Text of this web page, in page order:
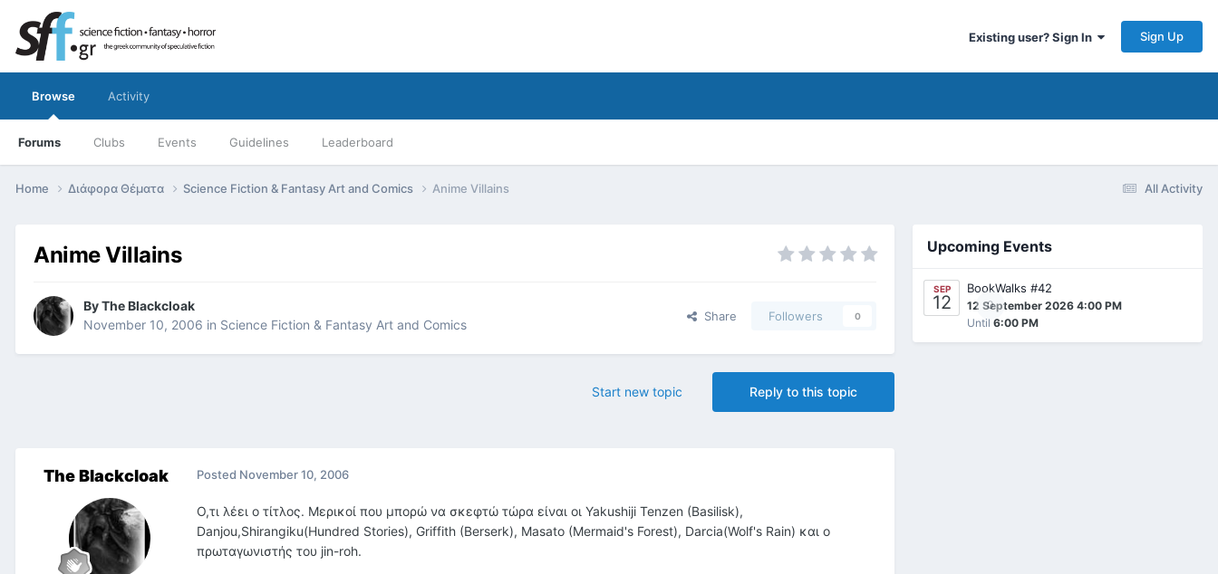
Existing user? Sign In Sign Up
Browse
Forums Clubs Events Guidelines Leaderboard
Activity
All Activity
Home Διάφορα Θέματα Science Fiction & Fantasy Art and Comics Anime Villains
Anime Villains
ByThe Blackcloak
November 10, 2006 in Science Fiction & Fantasy Art and Comics
Share Followers 0
Reply to this topic
Start new topic
The Blackcloak Posted November 10, 2006
Ο,τι λέει ο τίτλος. Μερικοί που μπορώ να σκεφτώ τώρα είναι οι Yakushiji Tenzen (Basilisk),
Danjou,Shirangiku(Hundred Stories), Griffith (Berserk), Masato (Mermaid's Forest), Darcia(Wolf's Rain) και ο
πρωταγωνιστής του jin-roh.
Upcoming Events
SEP
12 0
BookWalks #42
12 September 2026 4:00 PM
Until 6:00 PM